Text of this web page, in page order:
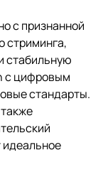
с признанной
стриминга,
стабильную
с цифровым
стандарты.